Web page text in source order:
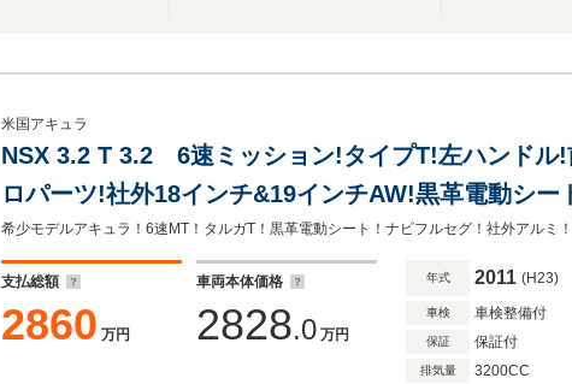
米国アキュラ
NSX 3.2 T 3.2 6速ミッション!タイプT!左ハンドル
ロパーツ!社外18インチ&19インチAW!黒革電動シー
クカメラ!タルガトップ!
支払総額
2860 万円
車両本体価格
2828.0 万円
年式 2011 (H23)
車検 車検整備付
保証 保証付
排気量 3200CC